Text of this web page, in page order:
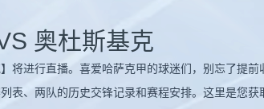
奥杜斯基克
进行直播。喜爱哈萨克甲的球迷们，别忘了提前
表、两队的历史交锋记录和赛程安排。这里是您